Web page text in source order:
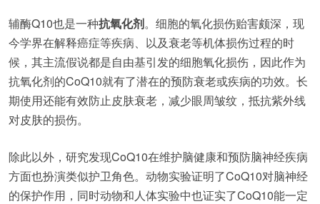
辅酶Q10也是一种抗氧化剂。细胞的氧化损伤贻害颇深，现
今学界在解释癌症等疾病、以及衰老等机体损伤过程的时
候，其主流假说都是自由基引发的细胞氧化损伤，因此作为
抗氧化剂的CoQ10就有了潜在的预防衰老或疾病的功效。长
期使用还能有效防止皮肤衰老，减少眼周皱纹，抵抗紫外线
对皮肤的损伤。
除此以外，研究发现CoQ10在维护脑健康和预防脑神经疾病
方面也扮演类似护卫角色。动物实验证明了CoQ10对脑神经
的保护作用，同时动物和人体实验中也证实了CoQ10能一定